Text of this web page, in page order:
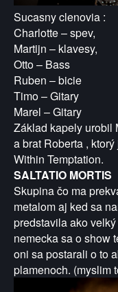
Sucasny clenovia :
Charlotte – spev,
Martijn – klavesy,
Otto – Bass
Ruben – bicie
Timo – Gitary
Marel – Gitary
Základ kapely urobil
a brat Roberta ,
Within Temptation.
SALTATIO MORTIS
Skupina čo ma
metalom aj ked sa
predstavila ako
nemecka sa o show
oni sa postarali o to
plamenoch. (myslim